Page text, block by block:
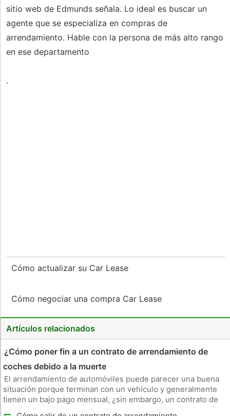
sitio web de Edmunds señala. Lo ideal es buscar un
agente que se especializa en compras de
arrendamiento. Hable con la persona de más alto rango
en ese departamento
.
Cómo actualizar su Car Lease
Cómo negociar una compra Car Lease
Artículos relacionados
¿Cómo poner fin a un contrato de arrendamiento de
coches debido a la muerte
El arrendamiento de automóviles puede parecer una buena
situación porque terminan con un vehículo y generalmente
tienen un bajo pago mensual, ¿sin embargo, un contrato de